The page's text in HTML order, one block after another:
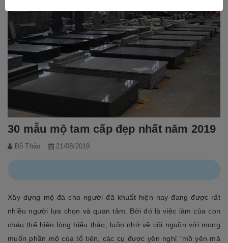
30 mẫu mộ tam cấp đẹp nhất năm 2019
Đỗ Thảo 21/08/2019
Xây dựng mộ đá cho người đã khuất hiện nay đang được rất
nhiều người lựa chọn và quan tâm. Bởi đó là việc làm của con
cháu thể hiện lòng hiếu thảo, luôn nhớ về cội nguồn với mong
muốn phần mộ của tổ tiên, các cụ được yên nghỉ "mồ yên mả